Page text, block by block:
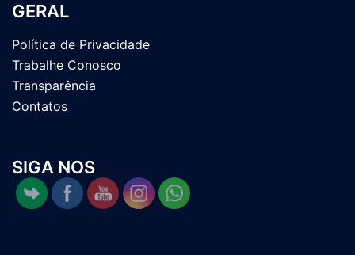
GERAL
Política de Privacidade
Trabalhe Conosco
Transparência
Contatos
SIGA NOS